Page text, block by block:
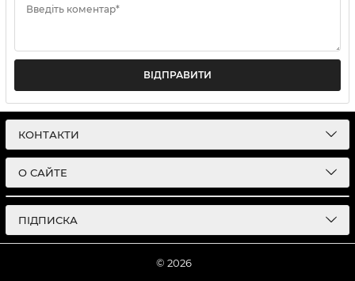
Введіть коментар*
ВІДПРАВИТИ
КОНТАКТИ
О САЙТЕ
ПІДПИСКА
© 2026